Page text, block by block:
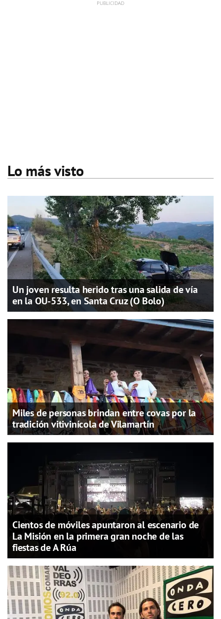
Lo más visto
Un joven resulta herido tras una salida de vía
en la OU-533, en Santa Cruz (O Bolo)
Miles de personas brindan entre covas por la
tradición vitivinícola de Vilamartín
Cientos de móviles apuntaron al escenario de
La Misión en la primera gran noche de las
fiestas de A Rúa